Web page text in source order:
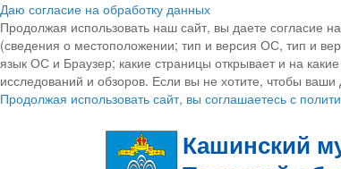
Даю согласие на обработку данных
Продолжая использовать наш сайт, вы даете согласие
(сведения о местоположении; тип и версия ОС, тип и
язык ОС и Браузер; какие страницы открывает и на
исследований и обзоров. Если вы не хотите, чтобы
Продолжая использовать сайт, вы соглашаетесь с